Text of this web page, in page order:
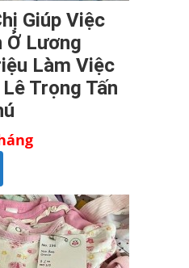
Giúp Việc
Ở Lương
Làm Việc
Trọng Tấn